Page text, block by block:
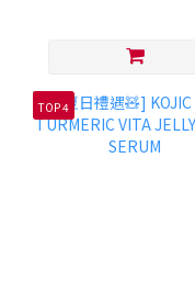
TOP 4